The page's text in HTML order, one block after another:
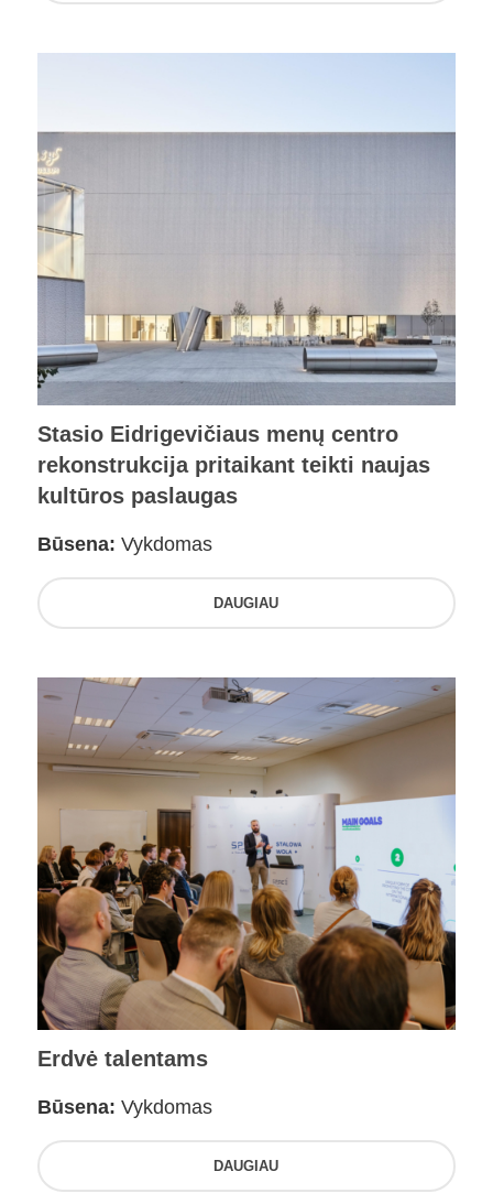
Stasio Eidrigevičiaus menų centro
rekonstrukcija pritaikant teikti naujas
kultūros paslaugas
Būsena: Vykdomas
DAUGIAU
Erdvė talentams
Būsena: Vykdomas
DAUGIAU